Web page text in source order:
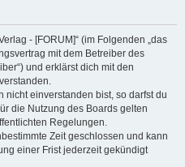
- [FORUM]“ (im Folgenden „das
mit dem Betreiber des
und erklärst dich mit den
nicht einverstanden bist, so darfst du
die Nutzung des Boards gelten
Regelungen.
Zeit geschlossen und kann
einer Frist jederzeit gekündigt